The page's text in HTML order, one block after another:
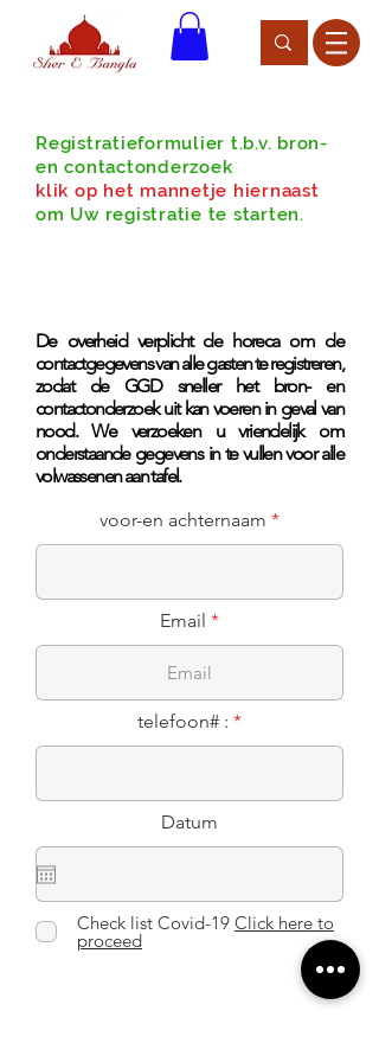
Registratieformulier t.b.v. bron-
en contactonderzoek
klik op het mannetje hiernaast
om Uw registratie te starten.
De overheid verplicht de horeca om de
contactgegevens van alle gasten te registreren,
zodat de GGD sneller het bron- en
contactonderzoek uit kan voeren in geval van
nood. We verzoeken u vriendelijk om
onderstaande gegevens in te vullen voor alle
volwassenen aan tafel.
voor-en achternaam
Email
telefoon# :
Datum
Check list Covid-19 Click here to
proceed